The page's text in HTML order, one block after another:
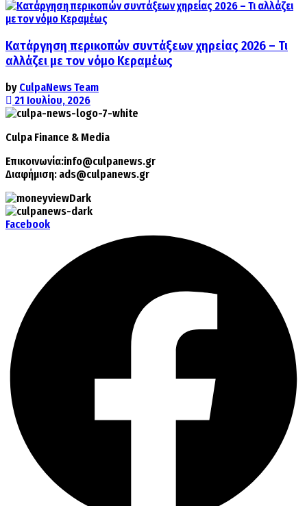
Κατάργηση περικοπών συντάξεων χηρείας 2026 – Τι
αλλάζει με τον νόμο Κεραμέως
by CulpaNews Team
21 Ιουλίου, 2026
Culpa Finance & Media
Επικοινωνία:info@culpanews.gr
Διαφήμιση: ads@culpanews.gr
Facebook